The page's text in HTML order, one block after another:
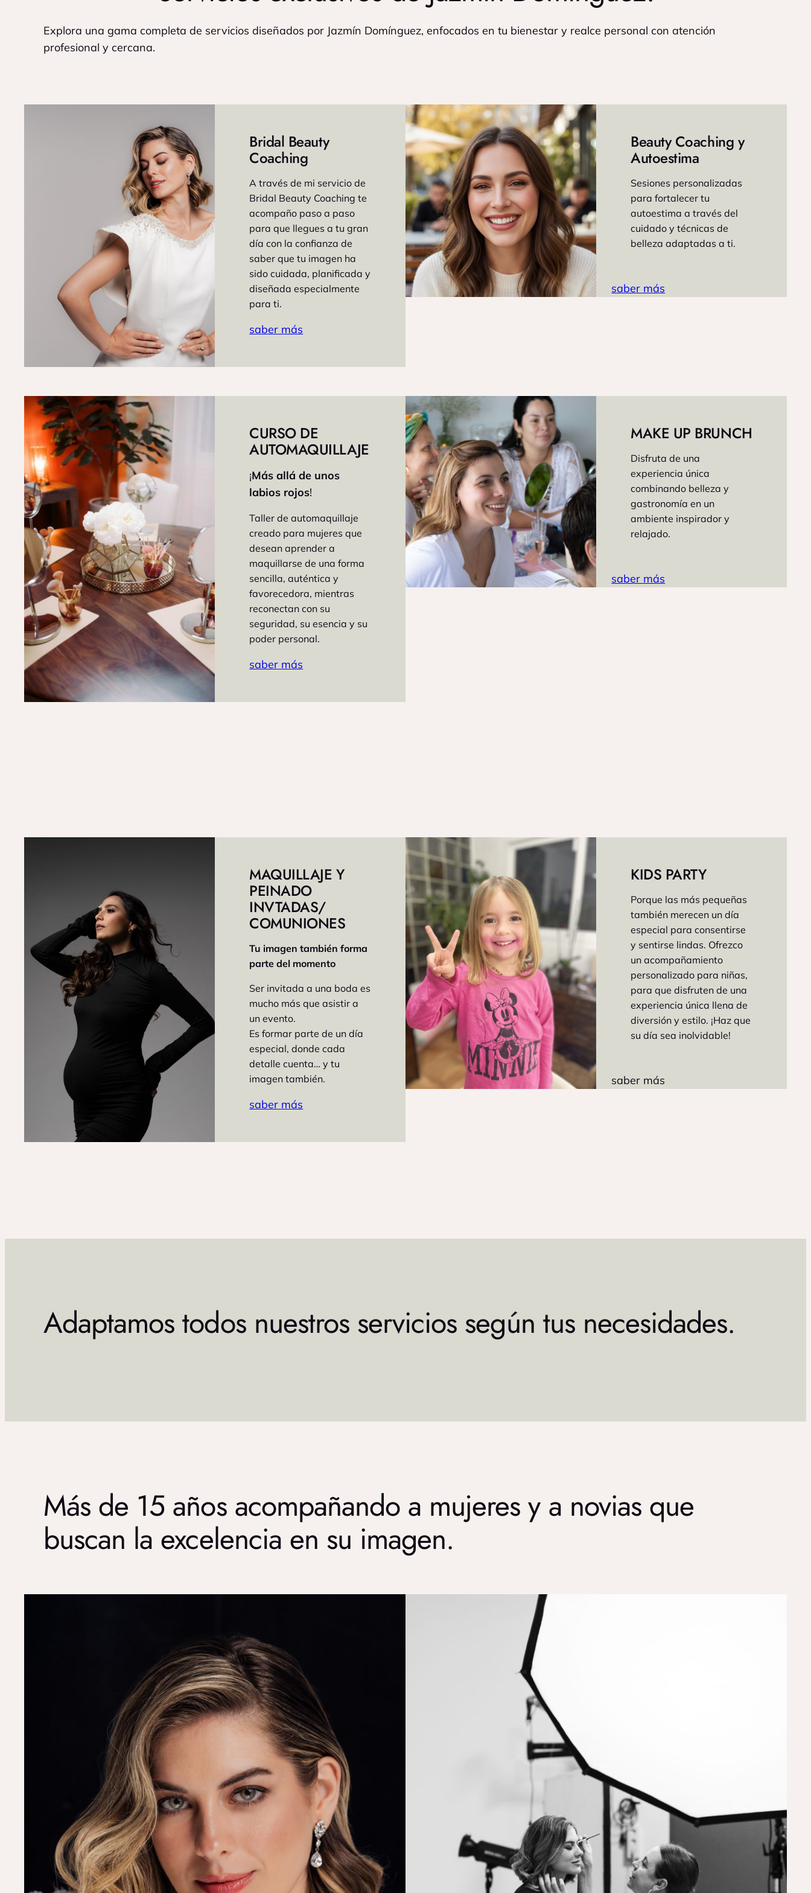
Explora una gama completa de servicios diseñados por Jazmín Domínguez, enfocados en tu bienestar y realce personal con atención
profesional y cercana.
Bridal Beauty
Coaching
A través de mi servicio de
Bridal Beauty Coaching te
acompaño paso a paso
para que llegues a tu gran
día con la confianza de
saber que tu imagen ha
sido cuidada, planificada y
diseñada especialmente
para ti.
saber más
Beauty Coaching y
Autoestima
Sesiones personalizadas
para fortalecer tu
autoestima a través del
cuidado y técnicas de
belleza adaptadas a ti.
saber más
CURSO DE
AUTOMAQUILLAJE
¡Más allá de unos
labios rojos!
Taller de automaquillaje
creado para mujeres que
desean aprender a
maquillarse de una forma
sencilla, auténtica y
favorecedora, mientras
reconectan con su
seguridad, su esencia y su
poder personal.
saber más
MAKE UP BRUNCH
Disfruta de una
experiencia única
combinando belleza y
gastronomía en un
ambiente inspirador y
relajado.
saber más
MAQUILLAJE Y
PEINADO
INVTADAS/
COMUNIONES
Tu imagen también forma
parte del momento
Ser invitada a una boda es
mucho más que asistir a
un evento.
Es formar parte de un día
especial, donde cada
detalle cuenta… y tu
imagen también.
saber más
KIDS PARTY
Porque las más pequeñas
también merecen un día
especial para consentirse
y sentirse lindas. Ofrezco
un acompañamiento
personalizado para niñas,
para que disfruten de una
experiencia única llena de
diversión y estilo. ¡Haz que
su día sea inolvidable!
saber más
Adaptamos todos nuestros servicios según tus necesidades.
Más de 15 años acompañando a mujeres y a novias que
buscan la excelencia en su imagen.